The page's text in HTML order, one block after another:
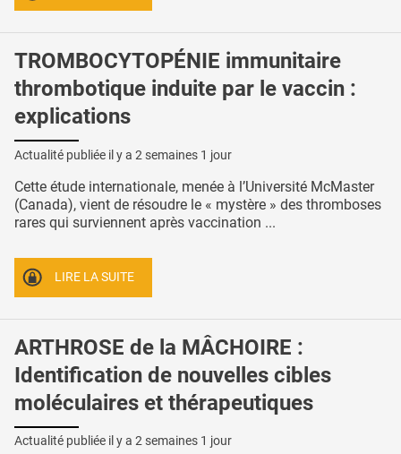
TROMBOCYTOPÉNIE immunitaire
thrombotique induite par le vaccin :
explications
Actualité publiée il y a 2 semaines 1 jour
Cette étude internationale, menée à l’Université McMaster
(Canada), vient de résoudre le « mystère » des thromboses
rares qui surviennent après vaccination ...
LIRE LA SUITE
ARTHROSE de la MÂCHOIRE :
Identification de nouvelles cibles
moléculaires et thérapeutiques
Actualité publiée il y a 2 semaines 1 jour